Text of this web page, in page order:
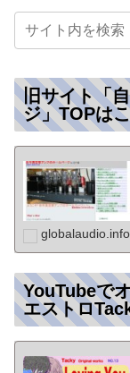
旧サイト「
ジ」TOPは
globalaudio.info
YouTubeで
エストロ